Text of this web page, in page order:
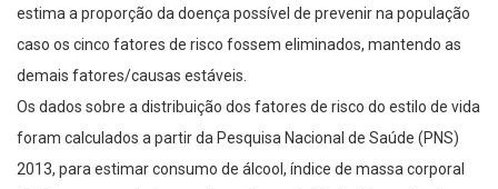
estima a proporção da doença possível de prevenir na população
caso os cinco fatores de risco fossem eliminados, mantendo as
demais fatores/causas estáveis.
Os dados sobre a distribuição dos fatores de risco do estilo de vida
foram calculados a partir da Pesquisa Nacional de Saúde (PNS)
2013, para estimar consumo de álcool, índice de massa corporal